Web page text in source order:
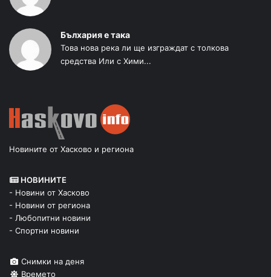
Бълхария е така
Това нова река ли ще изграждат с толкова
средства Или с Хими...
Новините от Хасково и региона
НОВИНИТЕ
- Новини от Хасково
- Новини от региона
- Любопитни новини
- Спортни новини
Снимки на деня
Времето